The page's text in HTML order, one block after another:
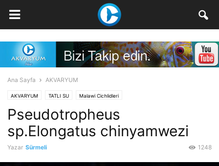
Ana Sayfa AKVARYUM
AKVARYUM TATLI SU Malawi Cichlidleri
Pseudotropheus
sp.Elongatus chinyamwezi
Yazar Sürmeli 1248